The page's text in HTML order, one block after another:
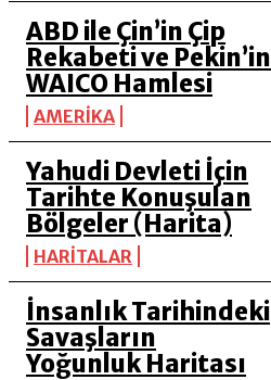
ABD ile Çin’in Çip
Rekabeti ve Pekin’in
WAICO Hamlesi
AMERİKA
Yahudi Devleti İçin
Tarihte Konuşulan
Bölgeler (Harita)
HARİTALAR
İnsanlık Tarihindeki
Savaşların
Yoğunluk Haritası